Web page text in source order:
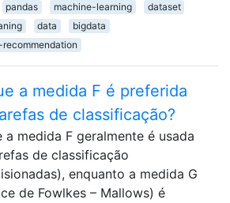
pandas machine-learning
dataset
data
bigdata
a medida F é preferida
de classificação?
a medida F geralmente é usada
de classificação
enquanto a medida G
de Fowlkes – Mallows) é